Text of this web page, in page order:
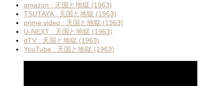
amazon : 天国と地獄 (1963)
TSUTAYA : 天国と地獄 (1963)
prime video : 天国と地獄 (1963)
U-NEXT : 天国と地獄 (1963)
dTV : 天国と地獄 (1963)
YouTube : 天国と地獄 (1963)